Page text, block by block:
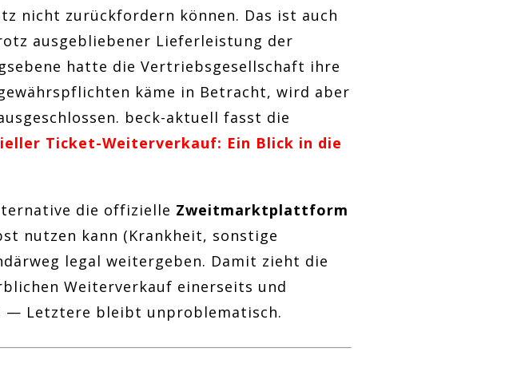
nicht zurückfordern können. Das ist auch
ausgebliebener Lieferleistung der
hatte die Vertriebsgesellschaft ihre
käme in Betracht, wird aber
beck-aktuell fasst die
Ticket-Weiterverkauf: Ein Blick in die
die offizielle Zweitmarktplattform
nutzen kann (Krankheit, sonstige
legal weitergeben. Damit zieht die
Weiterverkauf einerseits und
— Letztere bleibt unproblematisch.